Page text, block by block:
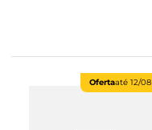
Ofertaaté 12/08